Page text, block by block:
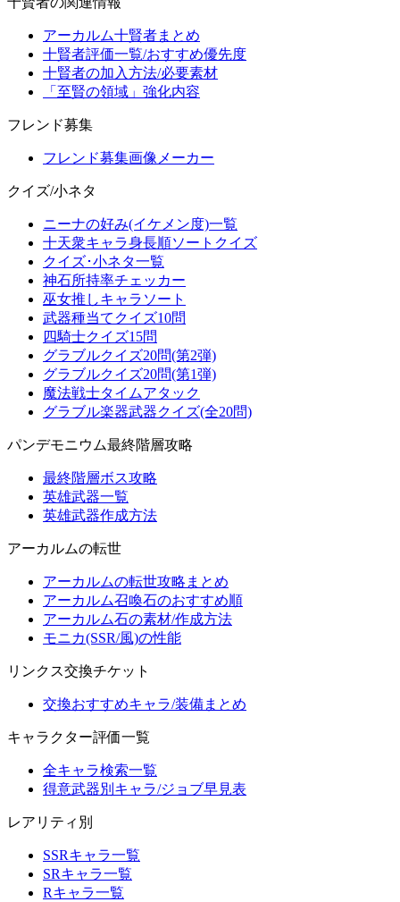
アーカルム十賢者まとめ
十賢者評価一覧/おすすめ優先度
十賢者の加入方法/必要素材
「至賢の領域」強化内容
フレンド募集
フレンド募集画像メーカー
クイズ/小ネタ
ニーナの好み(イケメン度)一覧
十天衆キャラ身長順ソートクイズ
クイズ･小ネタ一覧
神石所持率チェッカー
巫女推しキャラソート
武器種当てクイズ10問
四騎士クイズ15問
グラブルクイズ20問(第2弾)
グラブルクイズ20問(第1弾)
魔法戦士タイムアタック
グラブル楽器武器クイズ(全20問)
パンデモニウム最終階層攻略
最終階層ボス攻略
英雄武器一覧
英雄武器作成方法
アーカルムの転世
アーカルムの転世攻略まとめ
アーカルム召喚石のおすすめ順
アーカルム石の素材/作成方法
モニカ(SSR/風)の性能
リンクス交換チケット
交換おすすめキャラ/装備まとめ
キャラクター評価一覧
全キャラ検索一覧
得意武器別キャラ/ジョブ早見表
レアリティ別
SSRキャラ一覧
SRキャラ一覧
Rキャラ一覧